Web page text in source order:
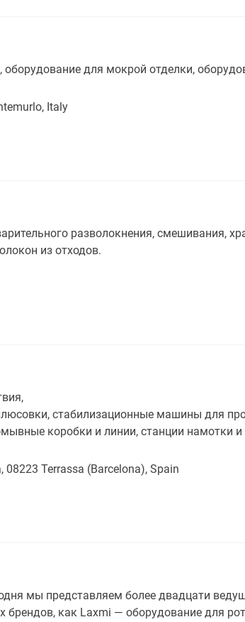
для мокрой отделки,
Italy
разволокнения, смешивания,
из отходов.
стабилизационные машины для
коробки и линии, станции намотки
08223 Terrassa (Barcelona), Spain
мы представляем более двадцати
брендов, как Laxmi — оборудование для